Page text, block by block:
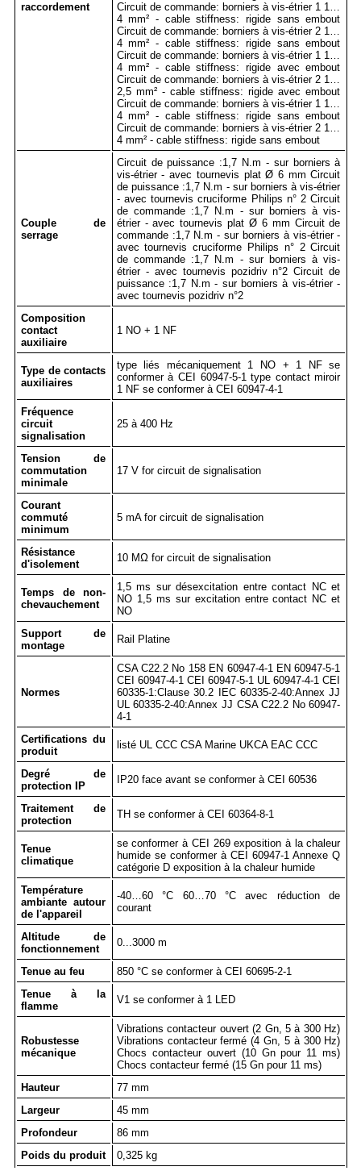
raccordement
Circuit de commande: borniers à vis-étrier 1 1…
4 mm² - cable stiffness: rigide sans embout
Circuit de commande: borniers à vis-étrier 2 1…
4 mm² - cable stiffness: rigide sans embout
Circuit de commande: borniers à vis-étrier 1 1…
4 mm² - cable stiffness: rigide avec embout
Circuit de commande: borniers à vis-étrier 2 1…
2,5 mm² - cable stiffness: rigide avec embout
Circuit de commande: borniers à vis-étrier 1 1…
4 mm² - cable stiffness: rigide sans embout
Circuit de commande: borniers à vis-étrier 2 1…
4 mm² - cable stiffness: rigide sans embout
Couple de
serrage
Circuit de puissance :1,7 N.m - sur borniers à
vis-étrier - avec tournevis plat Ø 6 mm Circuit
de puissance :1,7 N.m - sur borniers à vis-étrier
- avec tournevis cruciforme Philips n° 2 Circuit
de commande :1,7 N.m - sur borniers à vis-
étrier - avec tournevis plat Ø 6 mm Circuit de
commande :1,7 N.m - sur borniers à vis-étrier -
avec tournevis cruciforme Philips n° 2 Circuit
de commande :1,7 N.m - sur borniers à vis-
étrier - avec tournevis pozidriv n°2 Circuit de
puissance :1,7 N.m - sur borniers à vis-étrier -
avec tournevis pozidriv n°2
Composition
contact
auxiliaire
1 NO + 1 NF
Type de contacts
auxiliaires
type liés mécaniquement 1 NO + 1 NF se
conformer à CEI 60947-5-1 type contact miroir
1 NF se conformer à CEI 60947-4-1
Fréquence
circuit
signalisation
25 à 400 Hz
Tension de
commutation
minimale
17 V for circuit de signalisation
Courant
commuté
minimum
5 mA for circuit de signalisation
Résistance
d'isolement
10 MΩ for circuit de signalisation
Temps de non-
chevauchement
1,5 ms sur désexcitation entre contact NC et
NO 1,5 ms sur excitation entre contact NC et
NO
Support de
montage
Rail Platine
Normes
CSA C22.2 No 158 EN 60947-4-1 EN 60947-5-1
CEI 60947-4-1 CEI 60947-5-1 UL 60947-4-1 CEI
60335-1:Clause 30.2 IEC 60335-2-40:Annex JJ
UL 60335-2-40:Annex JJ CSA C22.2 No 60947-
4-1
Certifications du
produit
listé UL CCC CSA Marine UKCA EAC CCC
Degré de
protection IP
IP20 face avant se conformer à CEI 60536
Traitement de
protection
TH se conformer à CEI 60364-8-1
Tenue
climatique
se conformer à CEI 269 exposition à la chaleur
humide se conformer à CEI 60947-1 Annexe Q
catégorie D exposition à la chaleur humide
Température
ambiante autour
de l'appareil
-40…60 °C 60…70 °C avec réduction de
courant
Altitude de
fonctionnement
0...3000 m
Tenue au feu
850 °C se conformer à CEI 60695-2-1
Tenue à la
flamme
V1 se conformer à 1 LED
Robustesse
mécanique
Vibrations contacteur ouvert (2 Gn, 5 à 300 Hz)
Vibrations contacteur fermé (4 Gn, 5 à 300 Hz)
Chocs contacteur ouvert (10 Gn pour 11 ms)
Chocs contacteur fermé (15 Gn pour 11 ms)
Hauteur
77 mm
Largeur
45 mm
Profondeur
86 mm
Poids du produit
0,325 kg